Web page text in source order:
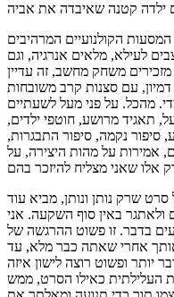
הקולנועיים המרהיבים
לעילא, מלאים אנרגיה, וגם
משחק מחשב, זה עדיין
עם סצנות קרב משובחות
מהכל. על פני מעל לשעתיים
תאגיד מרושע, חוטפי ילדים,
סיפור נקמה, סיפור התבגרות,
אמירות על מהות היצירה, על
סרט שרק נותן ונותן, מביא עוד
ולאתגר באין סוף השקעה. אני
בדבר. זו פשוט ההרגשה של
אחרי שאתה כבר מלא, עד
ופשוט רוצה לישון איזה
העלילתית כאילו הסרט, ממש